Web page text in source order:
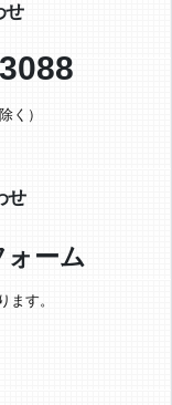
せ
く）
せ
ォーム
ます。